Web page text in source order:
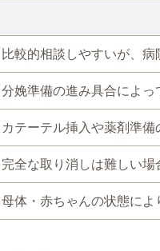
比較的相談しやすいが、
分娩準備の進み具合によっ
カテーテル挿入や薬剤準
完全な取り消しは難しい
母体・赤ちゃんの状態に